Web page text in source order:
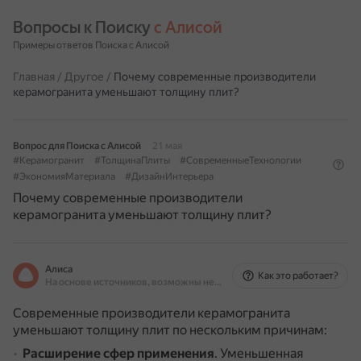
Вопросы к Поиску с Алисой
Примеры ответов Поиска с Алисой
Главная / Другое / Почему современные производители
керамогранита уменьшают толщину плит?
Вопрос для Поиска с Алисой
21 мая
#Керамогранит
#ТолщинаПлиты
#СовременныеТехнологии
#ЭкономияМатериала
#ДизайнИнтерьера
Почему современные производители
керамогранита уменьшают толщину плит?
Алиса
На основе источников, возможны неточности
Как это работает?
Современные производители керамогранита
уменьшают толщину плит по нескольким причинам:
Расширение сфер применения. Уменьшенная